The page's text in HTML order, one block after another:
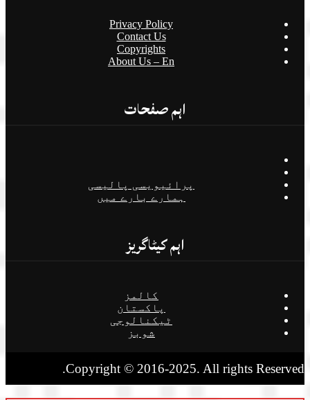
Privacy Policy
Contact Us
Copyrights
About Us – En
اہم صفحات
پرائیویسی پالیسی
ہمارے بارے میں
اہم کیٹاگریز
کالمز
پاکستان
ٹیکنالوجی
شوبز
Copyright © 2016-2025. All rights Reserved.